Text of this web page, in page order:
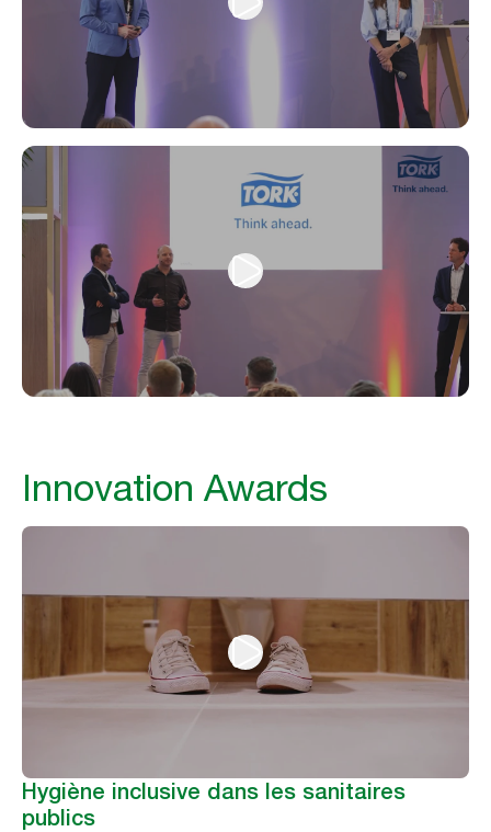
Innovation Awards
Hygiène inclusive dans les sanitaires
publics